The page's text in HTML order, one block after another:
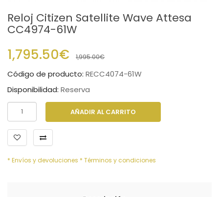
Reloj Citizen Satellite Wave Attesa
CC4974-61W
1,795.50€ 1,995.00€
Código de producto: RECC4074-61W
Disponibilidad: Reserva
AÑADIR AL CARRITO
* Envíos y devoluciones * Términos y condiciones